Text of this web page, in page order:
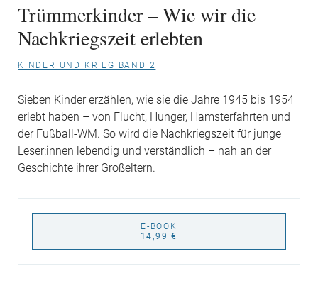
Trümmerkinder – Wie wir die
Nachkriegszeit erlebten
KINDER UND KRIEG BAND 2
Sieben Kinder erzählen, wie sie die Jahre 1945 bis 1954
erlebt haben – von Flucht, Hunger, Hamsterfahrten und
der Fußball-WM. So wird die Nachkriegszeit für junge
Leser:innen lebendig und verständlich – nah an der
Geschichte ihrer Großeltern.
E-BOOK
14,99 €